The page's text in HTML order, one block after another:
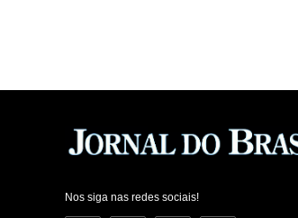
Nos siga nas redes sociais!